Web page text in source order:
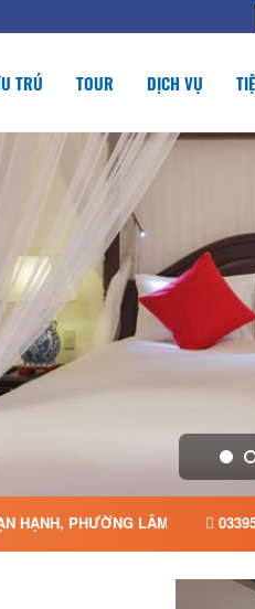
TRÚ TOUR DỊCH VỤ
HẠNH, PHƯỜNG LÂM VIÊN - ĐÀ